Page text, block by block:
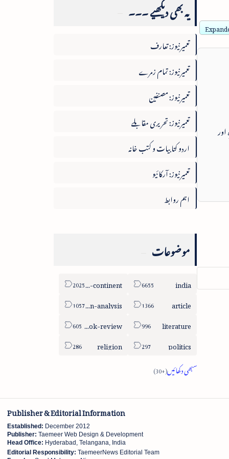
یہ بھی دیکھیے ۔۔۔
تعمیرنیوز: تعارف
تعمیرنیوز: تمام زمرے
تعمیرنیوز: مصنفین
تعمیرنیوز: تحریری مقابلے
اردو کتابیات و کتب خانہ
تعمیرنیوز: آرکائیو
اہم روابط
موضوعات
india
sub-continent
article
column-analysis
literature
book-review
politics
religion
Publisher & Editorial Information
Established: December 2012
Publisher: Taemeer Web Design & Development
Head Office: Hyderabad, Telangana, India
Editorial Responsibility: TaemeerNews Editorial Team